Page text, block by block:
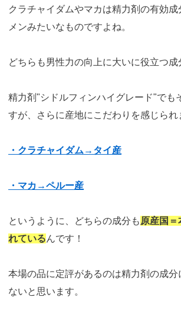
クラチャイダムやマカは精力剤の有効成
メンみたいなものですよね。
どちらも男性力の向上に大いに役立つ成
精力剤"シドルフィンハイグレード"でも
すが、さらに産地にこだわりを感じられ
・クラチャイダム→タイ産
・マカ→ペルー産
というように、どちらの成分も 原産国＝
れているんです！
本場の品に定評があるのは精力剤の成分
ないと思います。